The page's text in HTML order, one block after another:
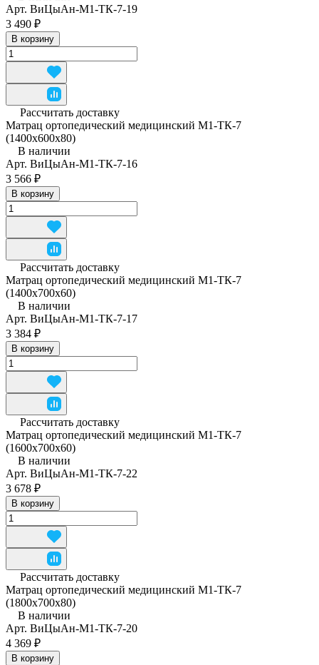
Арт. ВиЦыАн-М1-ТК-7-19
3 490 ₽
В корзину
Рассчитать доставку
Матрац ортопедический медицинский М1-ТК-7
(1400x600x80)
В наличии
Арт. ВиЦыАн-М1-ТК-7-16
3 566 ₽
В корзину
Рассчитать доставку
Матрац ортопедический медицинский М1-ТК-7
(1400x700x60)
В наличии
Арт. ВиЦыАн-М1-ТК-7-17
3 384 ₽
В корзину
Рассчитать доставку
Матрац ортопедический медицинский М1-ТК-7
(1600x700x60)
В наличии
Арт. ВиЦыАн-М1-ТК-7-22
3 678 ₽
В корзину
Рассчитать доставку
Матрац ортопедический медицинский М1-ТК-7
(1800x700x80)
В наличии
Арт. ВиЦыАн-М1-ТК-7-20
4 369 ₽
В корзину